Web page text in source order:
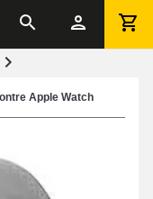
Apple Watch